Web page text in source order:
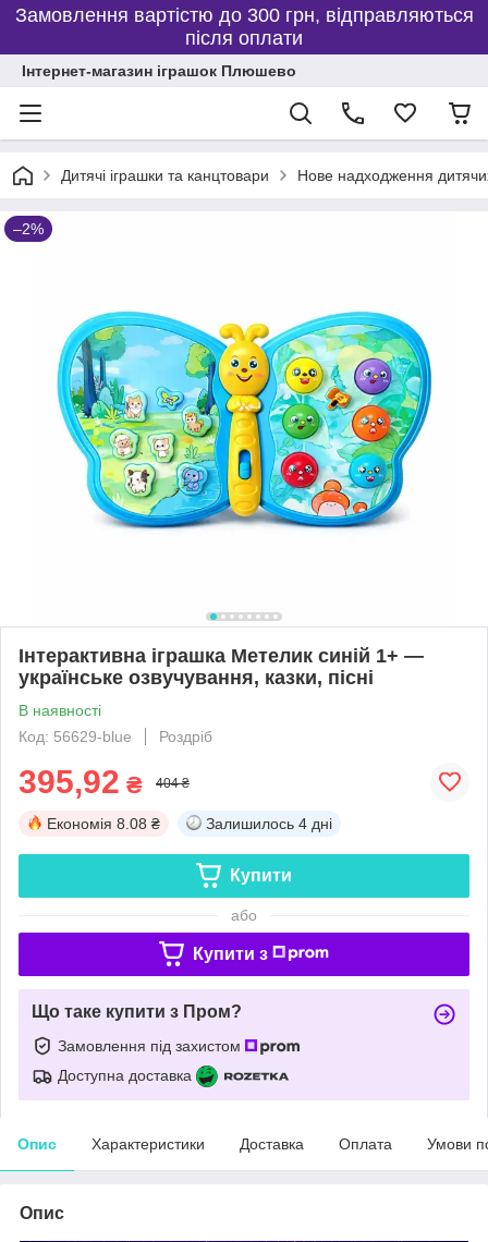
Замовлення вартістю до 300 грн, відправляються
після оплати
Інтернет-магазин іграшок Плюшево
Дитячі іграшки та канцтовари Нове надходження
–2%
Інтерактивна іграшка Метелик синій 1+ —
українське озвучування, казки, пісні
В наявності
Код: 56629-blue
Роздріб
395,92 ₴ 404 ₴
Економія 8.08 ₴ Залишилось 4 дні
Купити
або
Купити з
Що таке купити з Пром?
Замовлення під захистом
Доступна доставка
Опис Характеристики Доставка Оплата Умови
Опис